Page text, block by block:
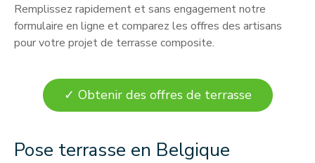
Remplissez rapidement et sans engagement notre
formulaire en ligne et comparez les offres des artisans
pour votre projet de terrasse composite.
✓ Obtenir des offres de terrasse
Pose terrasse en Belgique